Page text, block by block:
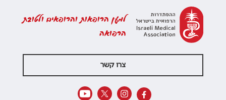
למען הרופאות והרופאים ולטובת
הרפואה
צרו קשר